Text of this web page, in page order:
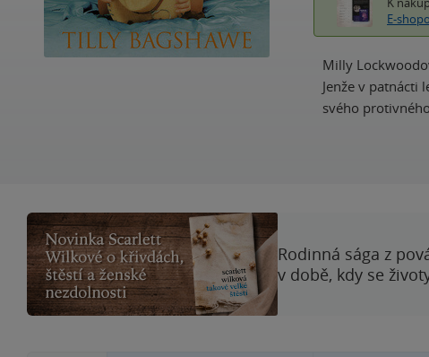
E-
Milly
Jenže v patnácti
svého
Rodinná sága z
v době, kdy se